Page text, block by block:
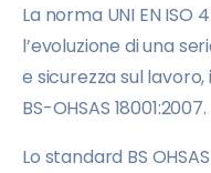
La norma UNI EN ISO
l’evoluzione di una
e sicurezza sul
BS-OHSAS 18001:2007.
Lo standard BS